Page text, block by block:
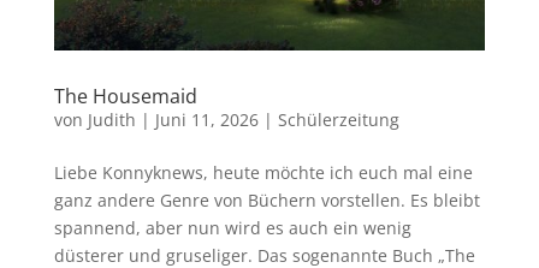
The Housemaid
von Judith | Juni 11, 2026| Schülerzeitung
Liebe Konnyknews, heute möchte ich euch mal eine
ganz andere Genre von Büchern vorstellen. Es bleibt
spannend, aber nun wird es auch ein wenig
düsterer und gruseliger. Das sogenannte Buch „The